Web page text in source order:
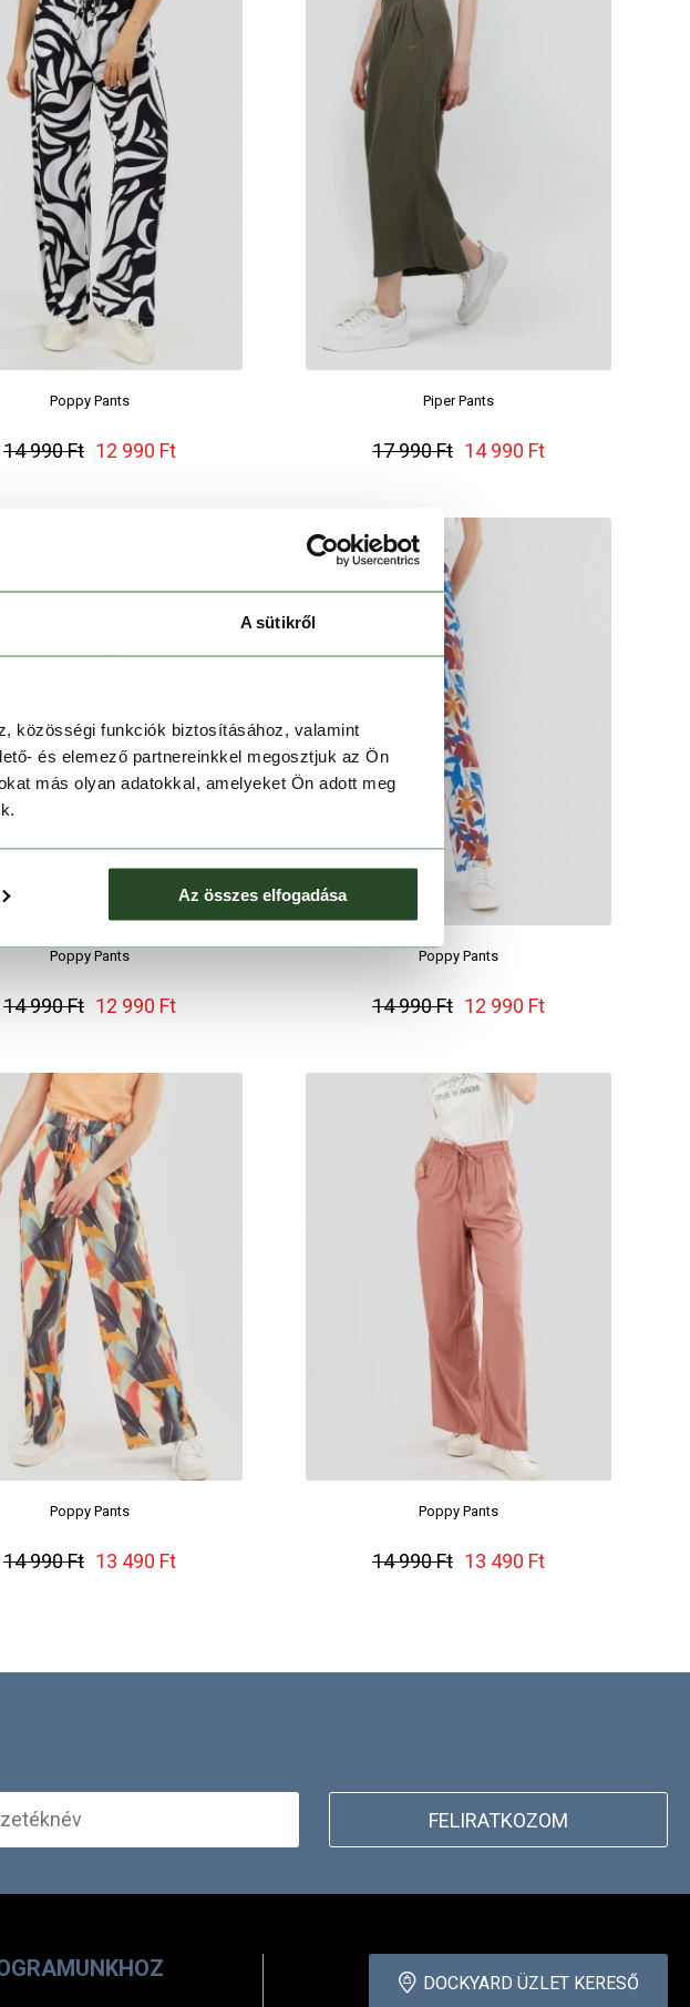
A sütikről
közösségi funkciók biztosításához, valamint
és elemező partnereinkkel megosztjuk az Ön
más olyan adatokkal, amelyeket Ön adott meg
Az összes elfogadása
Poppy Pants
14 990 Ft 12 990 Ft
Piper Pants
17 990 Ft 14 990 Ft
Poppy Pants
14 990 Ft 12 990 Ft
Poppy Pants
14 990 Ft 12 990 Ft
Poppy Pants
14 990 Ft 13 490 Ft
Poppy Pants
14 990 Ft 13 490 Ft
FELIRATKOZOM
DOCKYARD ÜZLET KERESŐ